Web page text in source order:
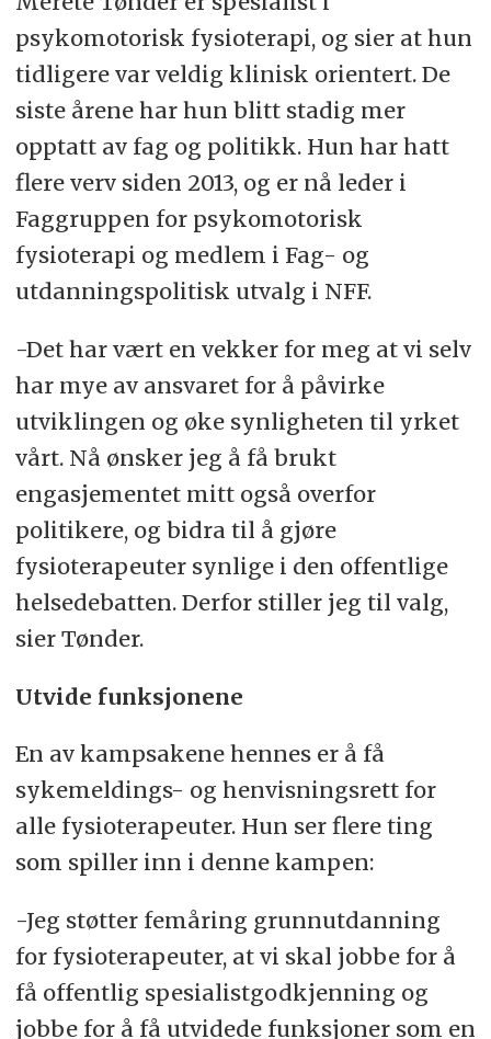
psykomotorisk fysioterapi, og sier at hun
tidligere var veldig klinisk orientert. De
siste årene har hun blitt stadig mer
opptatt av fag og politikk. Hun har hatt
flere verv siden 2013, og er nå leder i
Faggruppen for psykomotorisk
fysioterapi og medlem i Fag- og
utdanningspolitisk utvalg i NFF.
-Det har vært en vekker for meg at vi selv
har mye av ansvaret for å påvirke
utviklingen og øke synligheten til yrket
vårt. Nå ønsker jeg å få brukt
engasjementet mitt også overfor
politikere, og bidra til å gjøre
fysioterapeuter synlige i den offentlige
helsedebatten. Derfor stiller jeg til valg,
sier Tønder.
Utvide funksjonene
En av kampsakene hennes er å få
sykemeldings- og henvisningsrett for
alle fysioterapeuter. Hun ser flere ting
som spiller inn i denne kampen:
-Jeg støtter femåring grunnutdanning
for fysioterapeuter, at vi skal jobbe for å
få offentlig spesialistgodkjenning og
jobbe for å få utvidede funksjoner som en